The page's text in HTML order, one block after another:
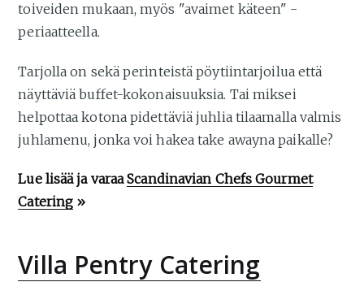
toiveiden mukaan, myös "avaimet käteen" -
periaatteella.
Tarjolla on sekä perinteistä pöytiintarjoilua että
näyttäviä buffet-kokonaisuuksia. Tai miksei
helpottaa kotona pidettäviä juhlia tilaamalla valmis
juhlamenu, jonka voi hakea take awayna paikalle?
Lue lisää ja varaaScandinavian Chefs Gourmet
Catering »
Villa Pentry Catering